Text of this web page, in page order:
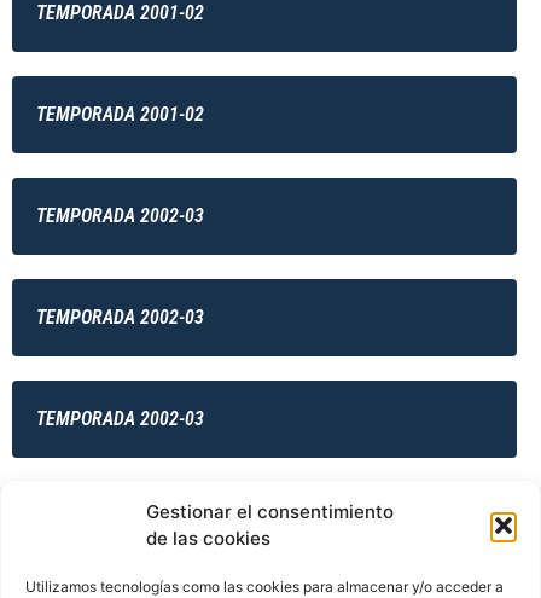
Gestionar el consentimiento
de las cookies
Utilizamos tecnologías como las cookies para almacenar y/o acceder a
TEMPORADA 2001-02
TEMPORADA 2001-02
TEMPORADA 2002-03
TEMPORADA 2002-03
TEMPORADA 2002-03
TEMPORADA 2002-03